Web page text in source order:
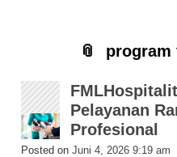
Pelayanan
Profesional
Posted on Juni 4, 2026 9:19 am